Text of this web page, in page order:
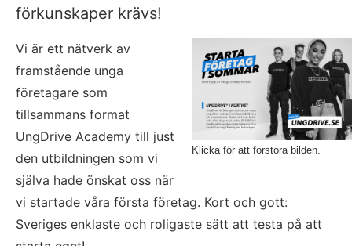
förkunskaper krävs!
Klicka för att förstora bilden.
Vi är ett nätverk av
framstående unga
företagare som
tillsammans format
UngDrive Academy till just
den utbildningen som vi
själva hade önskat oss när
vi startade våra första företag. Kort och gott:
Sveriges enklaste och roligaste sätt att testa på att